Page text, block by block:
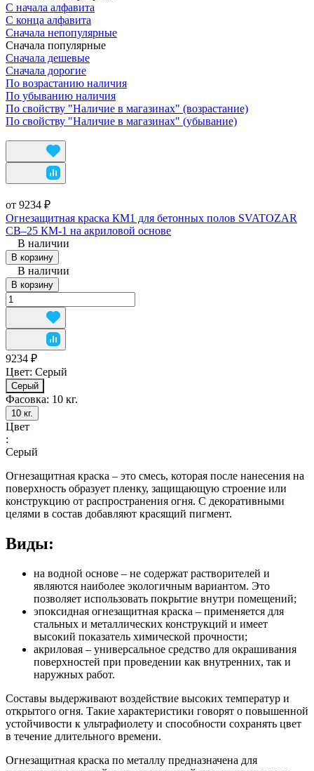
С начала алфавита
С конца алфавита
Сначала непопулярные
Сначала популярные
Сначала дешевые
Сначала дорогие
По возрастанию наличия
По убыванию наличия
По свойству "Наличие в магазинах" (возрастание)
По свойству "Наличие в магазинах" (убывание)
от 9234 ₽
Огнезащитная краска КМ1 для бетонных полов SVATOZAR
СВ–25 КМ-1 на акриловой основе
В наличии
В корзину
В наличии
В корзину
9234 ₽
Цвет: Серый
Серый
Фасовка: 10 кг.
10 кг.
Цвет
:
Серый
Огнезащитная краска – это смесь, которая после нанесения на
поверхность образует пленку, защищающую строение или
конструкцию от распространения огня. С декоративными
целями в состав добавляют красящий пигмент.
Виды:
на водной основе – не содержат растворителей и
являются наиболее экологичным вариантом. Это
позволяет использовать покрытие внутри помещений;
эпоксидная огнезащитная краска – применяется для
стальных и металлических конструкций и имеет
высокий показатель химической прочности;
акриловая – универсальное средство для окрашивания
поверхностей при проведении как внутренних, так и
наружных работ.
Составы выдерживают воздействие высоких температур и
открытого огня. Такие характеристики говорят о повышенной
устойчивости к ультрафиолету и способности сохранять цвет
в течение длительного времени.
Огнезащитная краска по металлу предназначена для